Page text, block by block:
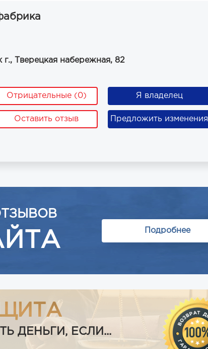
г., Тверецкая набережная, 82
Отрицательные (0) Я владелец
Оставить отзыв Предложить изменения
Подробнее
ДЕНЬГИ, ЕСЛИ...